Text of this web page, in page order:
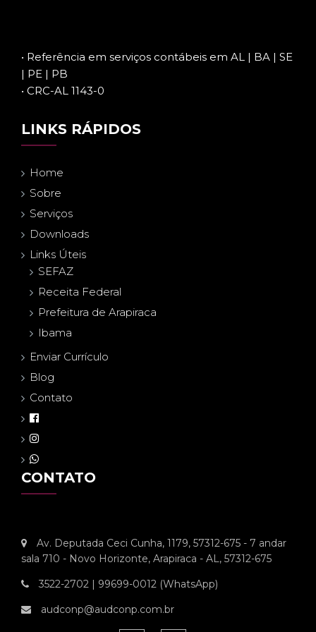
• Referência em serviços contábeis em AL | BA | SE
| PE | PB
• CRC-AL 1143-0
LINKS RÁPIDOS
Home
Sobre
Serviços
Downloads
Links Úteis
SEFAZ
Receita Federal
Prefeitura de Arapiraca
Ibama
Enviar Currículo
Blog
Contato
CONTATO
Av. Deputada Ceci Cunha, 1179, 57312-675 - 7 andar
sala 710 - Novo Horizonte, Arapiraca - AL, 57312-675
3522-2702 | 99699-0012 (WhatsApp)
audconp@audconp.com.br